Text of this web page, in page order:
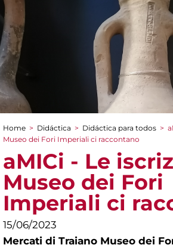
You are here
Home > Didáctica > Didáctica para todos >
Museo dei Fori Imperiali ci raccontano
aMICi - Le
Museo dei Fori
Imperiali ci
15/06/2023
Mercati di Traiano Museo dei